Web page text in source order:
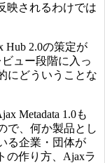
映されるわけでは
Hub 2.0の策定が
ビュー段階に入っ
にどういうことな
Metadata 1.0も
で、何か製品とし
る企業・団体が
の作り方、Ajaxラ